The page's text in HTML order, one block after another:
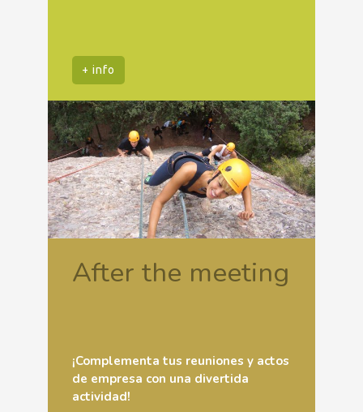
+ info
After the meeting
¡Complementa tus reuniones y actos
de empresa con una divertida
actividad!